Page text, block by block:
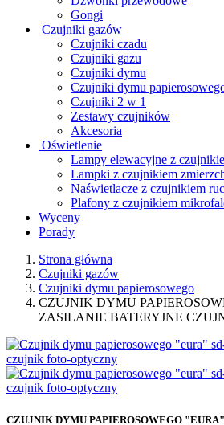
Gongi
Czujniki gazów
Czujniki czadu
Czujniki gazu
Czujniki dymu
Czujniki dymu
Czujniki 2 w 1
Zestawy czujników
Akcesoria
Oświetlenie
Lampy elewacyjne z
Lampki z czujnikiem
Naświetlacze z czujnikiem
Plafony z czujnikiem
Wyceny
Porady
Strona główna
Czujniki gazów
Czujniki dymu papierosowego
CZUJNIK DYMU
ZASILANIE BATERYJNE
CZUJNIK DYMU PAPIEROSOWEGO